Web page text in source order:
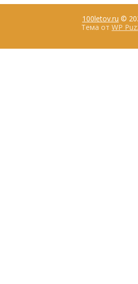
100letov.ru ©
Тема от WP